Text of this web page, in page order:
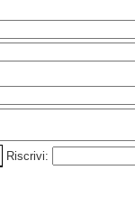
Riscrivi: